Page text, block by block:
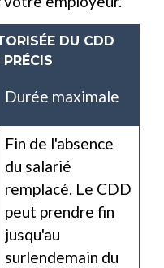
DU CDD
Durée maximale
Fin de l'absence
du salarié
remplacé. Le CDD
peut prendre fin
jusqu'au
surlendemain du